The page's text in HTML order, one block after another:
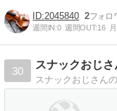
2045840 2
週間IN:0 週間OUT:16
30
スナックおじ
スナックおじさん